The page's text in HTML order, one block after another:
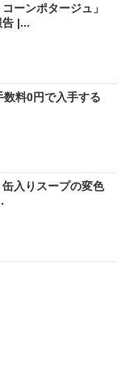
ーンポタージュ」
|...
料0円で入手する
缶入りスープの変色